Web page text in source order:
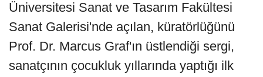
Üniversitesi Sanat ve Tasarım Fakültesi
Sanat Galerisi'nde açılan, küratörlüğünü
Prof. Dr. Marcus Graf'ın üstlendiği sergi,
sanatçının çocukluk yıllarında yaptığı ilk